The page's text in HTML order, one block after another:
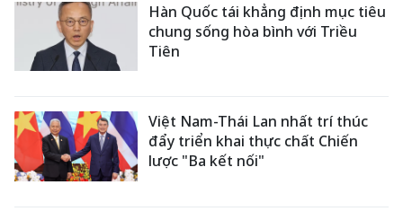
Hàn Quốc tái khẳng định mục tiêu
chung sống hòa bình với Triều
Tiên
Việt Nam-Thái Lan nhất trí thúc
đẩy triển khai thực chất Chiến
lược "Ba kết nối"